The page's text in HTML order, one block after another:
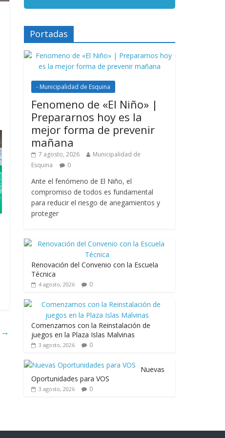
→
Portadas
- Municipalidad de Esquina
Fenomeno de «El Niño» |
Prepararnos hoy es la
mejor forma de prevenir
mañana
7 agosto, 2026
Municipalidad de
Esquina
0
Ante el fenómeno de El Niño, el
compromiso de todos es fundamental
para reducir el riesgo de anegamientos y
proteger
Renovación del Convenio con la Escuela
Técnica
4 agosto, 2026 0
Comenzamos con la Reinstalación de
juegos en la Plaza Islas Malvinas
3 agosto, 2026 0
Nuevas
Oportunidades para VOS
3 agosto, 2026 0